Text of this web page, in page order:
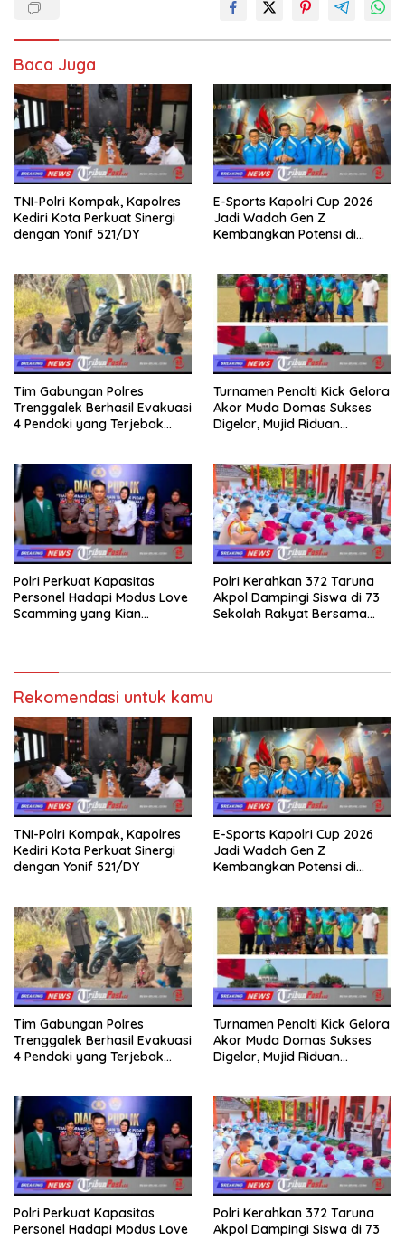
Baca Juga
TNI-Polri Kompak, Kapolres
Kediri Kota Perkuat Sinergi
dengan Yonif 521/DY
E-Sports Kapolri Cup 2026
Jadi Wadah Gen Z
Kembangkan Potensi di
Tim Gabungan Polres
Trenggalek Berhasil Evakuasi
4 Pendaki yang Terjebak
Turnamen Penalti Kick Gelora
Akor Muda Domas Sukses
Digelar, Mujid Riduan
Polri Perkuat Kapasitas
Personel Hadapi Modus Love
Scamming yang Kian
Polri Kerahkan 372 Taruna
Akpol Dampingi Siswa di 73
Sekolah Rakyat Bersama
Rekomendasi untuk kamu
TNI-Polri Kompak, Kapolres
Kediri Kota Perkuat Sinergi
dengan Yonif 521/DY
E-Sports Kapolri Cup 2026
Jadi Wadah Gen Z
Kembangkan Potensi di
Tim Gabungan Polres
Trenggalek Berhasil Evakuasi
4 Pendaki yang Terjebak
Turnamen Penalti Kick Gelora
Akor Muda Domas Sukses
Digelar, Mujid Riduan
Polri Perkuat Kapasitas
Personel Hadapi Modus Love
Polri Kerahkan 372 Taruna
Akpol Dampingi Siswa di 73